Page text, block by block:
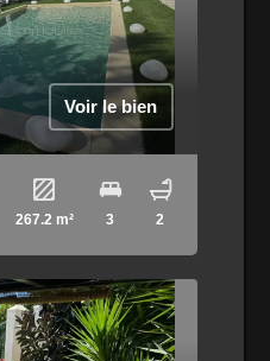
Voir le bien
267.2 m² 3 2